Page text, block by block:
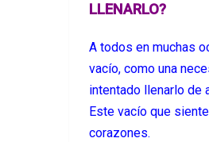
LLENARLO?
A todos en muchas
vacío, como una
intentado llenarlo de
Este vacío que
corazones.